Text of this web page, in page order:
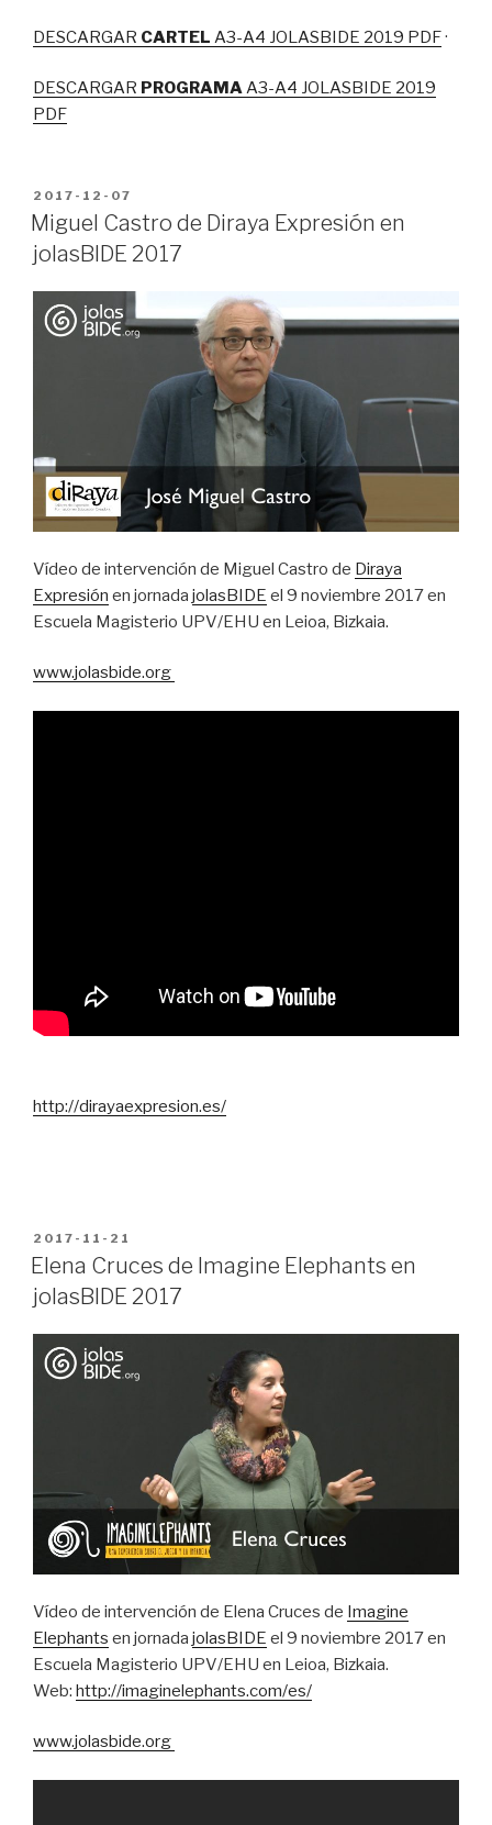
DESCARGAR CARTEL A3-A4 JOLASBIDE 2019 PDF·
DESCARGAR PROGRAMAA3-A4 JOLASBIDE 2019
PDF
PUBLICADO
EN
2017-12-07
Miguel Castro de Diraya Expresión en
jolasBIDE 2017
Vídeo de intervención de Miguel Castro de Diraya
Expresión en jornada jolasBIDE el 9 noviembre 2017 en
Escuela Magisterio UPV/EHU en Leioa, Bizkaia.
www.jolasbide.org
http://dirayaexpresion.es/
PUBLICADO
EN
2017-11-21
Elena Cruces de Imagine Elephants en
jolasBIDE 2017
Vídeo de intervención de Elena Cruces de Imagine
Elephants en jornada jolasBIDE el 9 noviembre 2017 en
Escuela Magisterio UPV/EHU en Leioa, Bizkaia.
Web: http://imaginelephants.com/es/
www.jolasbide.org